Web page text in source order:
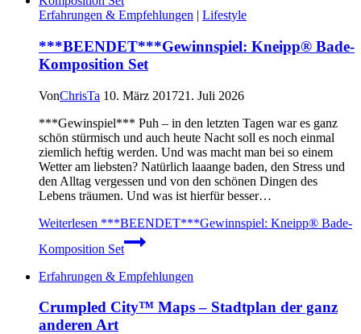
Erfahrungen & Empfehlungen | Lifestyle
***BEENDET***Gewinnspiel: Kneipp® Bade-
Komposition Set
VonChrisTa 10. März 201721. Juli 2026
***Gewinspiel*** Puh – in den letzten Tagen war es ganz
schön stürmisch und auch heute Nacht soll es noch einmal
ziemlich heftig werden. Und was macht man bei so einem
Wetter am liebsten? Natürlich laaange baden, den Stress und
den Alltag vergessen und von den schönen Dingen des
Lebens träumen. Und was ist hierfür besser…
Weiterlesen ***BEENDET***Gewinnspiel: Kneipp® Bade-
Komposition Set
Erfahrungen & Empfehlungen
Crumpled City™ Maps – Stadtplan der ganz
anderen Art